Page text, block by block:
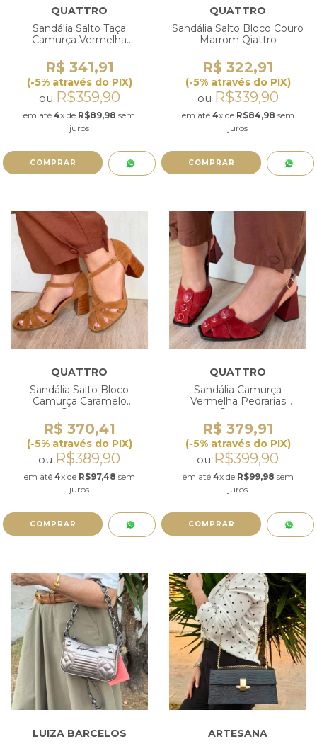
QUATTRO
Sandália Salto Taça
Camurça Vermelha
Quattro
R$ 341,91
(-5% através do PIX)
ou R$359,90
em até 4x de R$89,98 sem
juros
COMPRAR
QUATTRO
Sandália Salto Bloco Couro
Marrom Qiattro
R$ 322,91
(-5% através do PIX)
ou R$339,90
em até 4x de R$84,98 sem
juros
COMPRAR
QUATTRO
Sandália Salto Bloco
Camurça Caramelo
Quattro
R$ 370,41
(-5% através do PIX)
ou R$389,90
em até 4x de R$97,48 sem
juros
COMPRAR
QUATTRO
Sandália Camurça
Vermelha Pedrarias
Quattro
R$ 379,91
(-5% através do PIX)
ou R$399,90
em até 4x de R$99,98 sem
juros
COMPRAR
LUIZA BARCELOS
ARTESANA